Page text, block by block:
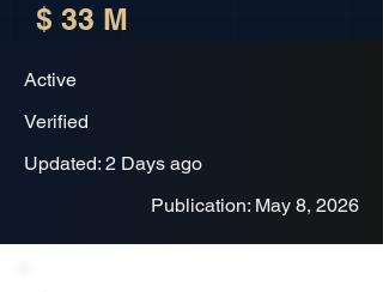
$ 33 M
Active
Verified
Updated: 2 Days ago
Publication: May 8, 2026